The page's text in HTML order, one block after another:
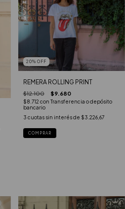
20% OFF
REMERA ROLLING PRINT
$12.100 $9.680
$8.712 con Transferencia o depósito
bancario
3 cuotas sin interés de $3.226,67
COMPRAR